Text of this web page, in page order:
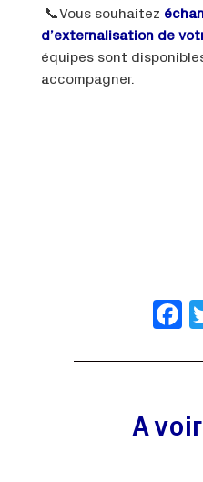
📞Vous souhaitez
d’externalisation de
équipes sont
accompagner.
A